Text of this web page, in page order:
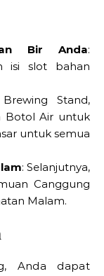
Bir Anda:
isi slot bahan
Stand,
Botol Air untuk
untuk semua
: Selanjutnya,
Canggung
Malam.
Anda dapat